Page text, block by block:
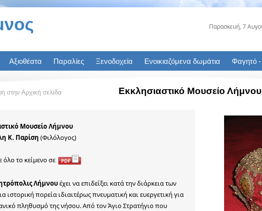
Εκκλησιαστικό Μουσείο Λήμνου
στην Αρχική σελίδα
Μουσείο Λήμνου
Κ. Παρίση (Φιλόλογος)
όλο το κείμενο σε
Λήμνουέχει να επιδείξει κατά την διάρκεια των
ιστορική πορεία ιδιαιτέρως πνευματική και ευεργετική για
πληθυσμό της νήσου. Από τον Άγιο Στρατήγιο που